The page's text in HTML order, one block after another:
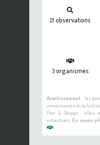
21 observations
3organismes
Avertissement :les
connaissances et/ou la
Parc & Géoparc : elles
exhaustives. En savoir